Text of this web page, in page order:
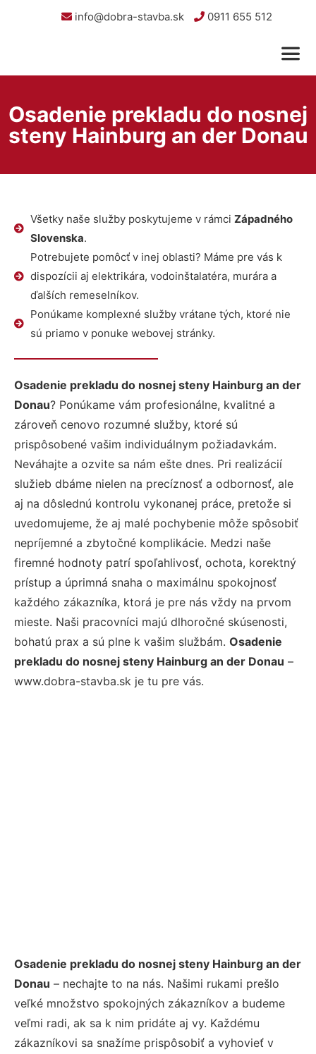
info@dobra-stavba.sk 0911 655 512
Osadenie prekladu do nosnej
steny Hainburg an der Donau
Všetky naše služby poskytujeme v rámci Západného
Slovenska.
Potrebujete pomôcť v inej oblasti? Máme pre vás k
dispozícii aj elektrikára, vodoinštalatéra, murára a
ďalších remeselníkov.
Ponúkame komplexné služby vrátane tých, ktoré nie
sú priamo v ponuke webovej stránky.
Osadenie prekladu do nosnej steny Hainburg an der
Donau? Ponúkame vám profesionálne, kvalitné a
zároveň cenovo rozumné služby, ktoré sú
prispôsobené vašim individuálnym požiadavkám.
Neváhajte a ozvite sa nám ešte dnes. Pri realizácií
služieb dbáme nielen na precíznosť a odbornosť, ale
aj na dôslednú kontrolu vykonanej práce, pretože si
uvedomujeme, že aj malé pochybenie môže spôsobiť
nepríjemné a zbytočné komplikácie. Medzi naše
firemné hodnoty patrí spoľahlivosť, ochota, korektný
prístup a úprimná snaha o maximálnu spokojnosť
každého zákazníka, ktorá je pre nás vždy na prvom
mieste. Naši pracovníci majú dlhoročné skúsenosti,
bohatú prax a sú plne k vašim službám. Osadenie
prekladu do nosnej steny Hainburg an der Donau –
www.dobra-stavba.sk je tu pre vás.
Osadenie prekladu do nosnej steny Hainburg an der
Donau – nechajte to na nás. Našimi rukami prešlo
veľké množstvo spokojných zákazníkov a budeme
veľmi radi, ak sa k nim pridáte aj vy. Každému
zákazníkovi sa snažíme prispôsobiť a vyhovieť v